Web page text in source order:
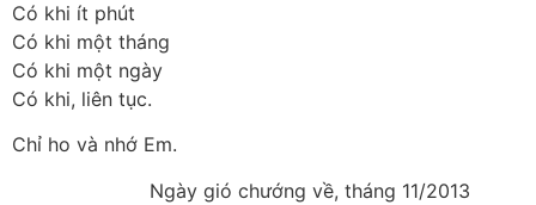
Có khi ít phút
Có khi một tháng
Có khi một ngày
Có khi, liên tục.
Chỉ ho và nhớ Em.
Ngày gió chướng về, tháng 11/2013